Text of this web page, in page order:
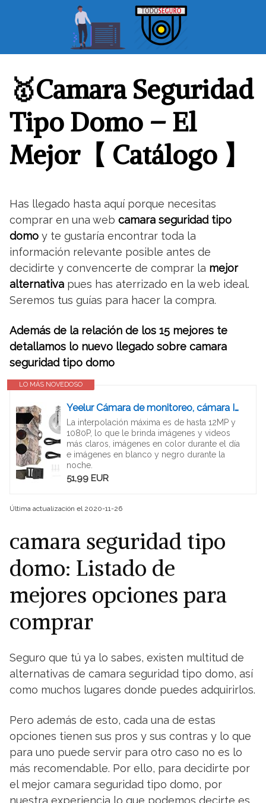
🥇Camara Seguridad
Tipo Domo – El
Mejor【 Catálogo 】
Has llegado hasta aquí porque necesitas
comprar en una web camara seguridad tipo
domo y te gustaría encontrar toda la
información relevante posible antes de
decidirte y convencerte de comprar la mejor
alternativa pues has aterrizado en la web ideal.
Seremos tus guías para hacer la compra.
Además de la relación de los 15 mejores te
detallamos lo nuevo llegado sobre camara
seguridad tipo domo
LO MÁS NOVEDOSO
Yeelur Cámara de monitoreo, cámara Impermeable de plástico Inteligente, Gran Angular de 70 ° Que Ahorra energía para vigilancia de Seguridad Observación de Animales
La interpolación máxima es de hasta 12MP y
1080P, lo que le brinda imágenes y videos
más claros, imágenes en color durante el día
e imágenes en blanco y negro durante la
noche.
51,99 EUR
Última actualización el 2020-11-26
camara seguridad tipo
domo: Listado de
mejores opciones para
comprar
Seguro que tú ya lo sabes, existen multitud de
alternativas de camara seguridad tipo domo, así
como muchos lugares donde puedes adquirirlos.
Pero además de esto, cada una de estas
opciones tienen sus pros y sus contras y lo que
para uno puede servir para otro caso no es lo
más recomendable. Por ello, para decidirte por
el mejor camara seguridad tipo domo, por
nuestra experiencia lo que podemos decirte es